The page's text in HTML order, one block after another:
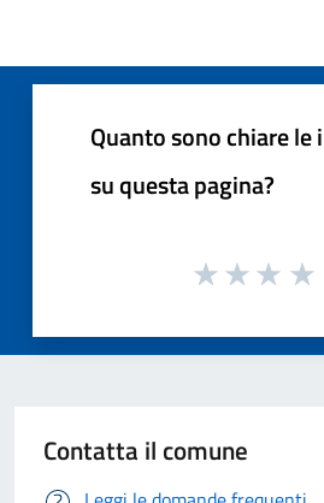
Quanto sono chiare
su questa pagina?
Contatta il comune